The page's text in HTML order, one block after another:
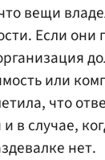
вещи
Если они
или
что
в случае,
нет.